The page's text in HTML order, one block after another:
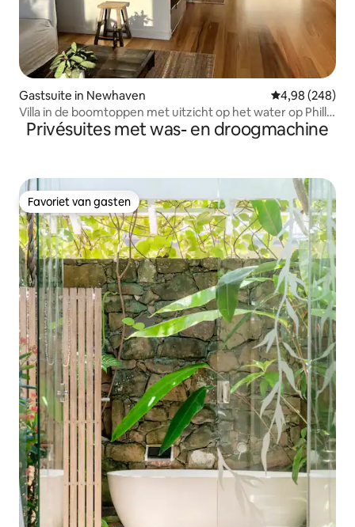
Gastsuite in Newhaven Gemiddelde
4,98 (248)
Villa in de boomtoppen met uitzicht op het water op Phillip
Island
Privésuites met was- en droogmachine
Favoriet van gasten
Favoriet van gasten